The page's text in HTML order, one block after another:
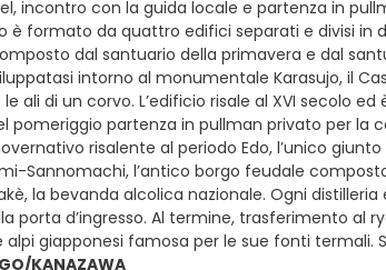
incontro con la guida locale e partenza in
è formato da quattro edifici separati e divisi in
dal santuario della primavera e dal
intorno al monumentale Karasujo, il
ali di un corvo. L’edificio risale al XVI secolo
pomeriggio partenza in pullman privato per la
risalente al periodo Edo, l’unico
Sannomachi, l’antico borgo feudale
la bevanda alcolica nazionale. Ogni
porta d’ingresso. Al termine, trasferimento al
giapponesi famosa per le sue fonti
KANAZAWA